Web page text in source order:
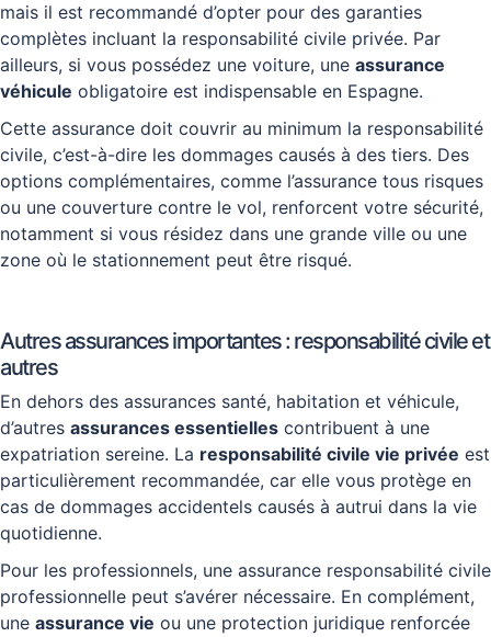
mais il est recommandé d’opter pour des garanties
complètes incluant la responsabilité civile privée. Par
ailleurs, si vous possédez une voiture, une assurance
véhicule obligatoire est indispensable en Espagne.
Cette assurance doit couvrir au minimum la responsabilité
civile, c’est-à-dire les dommages causés à des tiers. Des
options complémentaires, comme l’assurance tous risques
ou une couverture contre le vol, renforcent votre sécurité,
notamment si vous résidez dans une grande ville ou une
zone où le stationnement peut être risqué.
Autres assurances importantes : responsabilité civile et
autres
En dehors des assurances santé, habitation et véhicule,
d’autres assurances essentielles contribuent à une
expatriation sereine. La responsabilité civile vie privée est
particulièrement recommandée, car elle vous protège en
cas de dommages accidentels causés à autrui dans la vie
quotidienne.
Pour les professionnels, une assurance responsabilité civile
professionnelle peut s’avérer nécessaire. En complément,
une assurance vie ou une protection juridique renforcée